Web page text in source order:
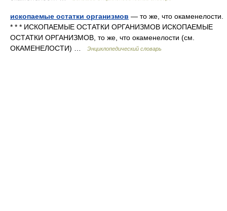
ископаемые остатки организмов — то же, что окаменелости.
* * * ИСКОПАЕМЫЕ ОСТАТКИ ОРГАНИЗМОВ ИСКОПАЕМЫЕ
ОСТАТКИ ОРГАНИЗМОВ, то же, что окаменелости (см.
ОКАМЕНЕЛОСТИ) …
Энциклопедический словарь